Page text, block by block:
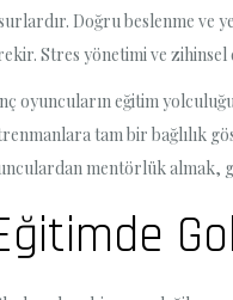
Doğru beslenme ve
Stres yönetimi ve zihinsel
oyuncuların eğitim
tam bir bağlılık
mentörlük almak,